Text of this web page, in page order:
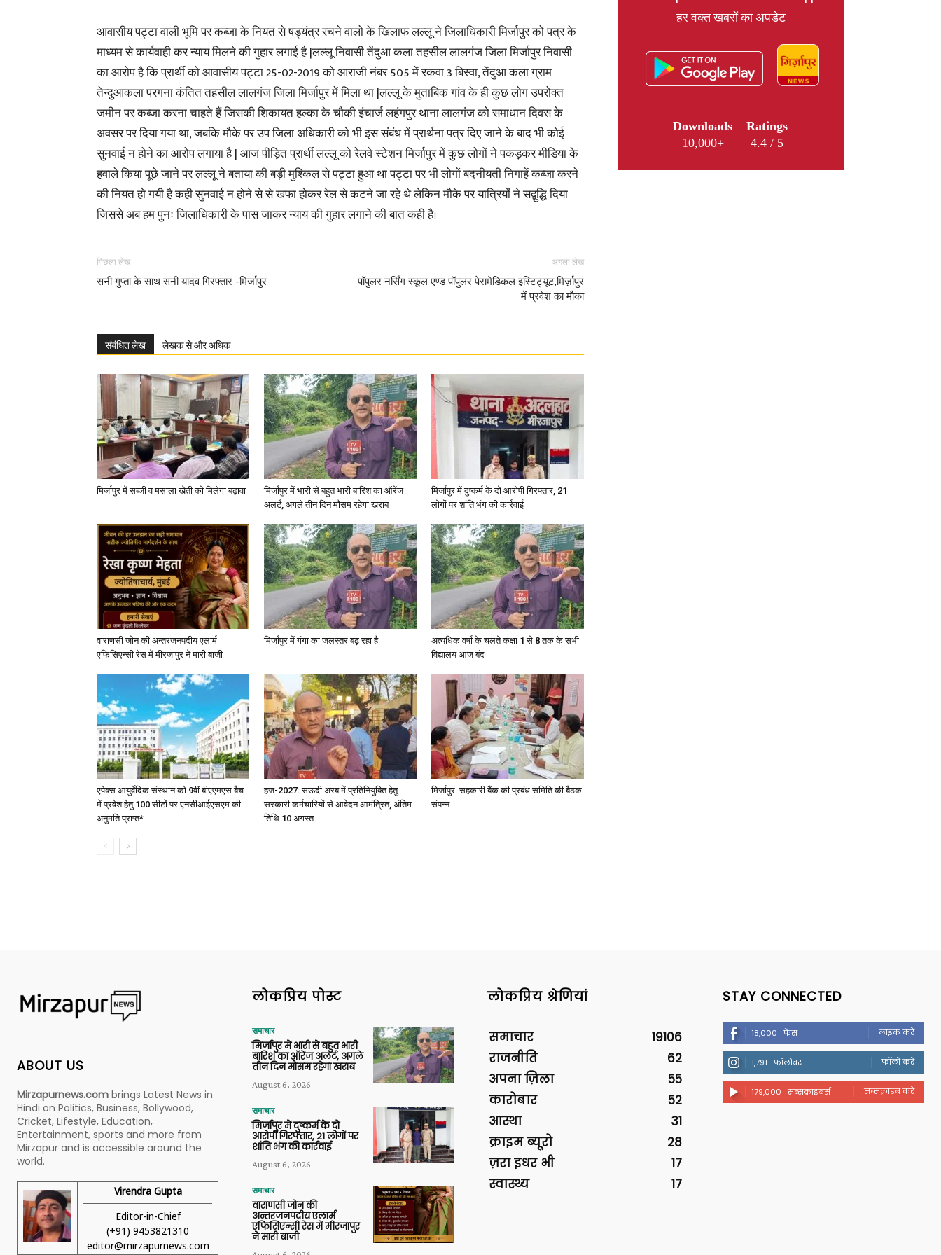
News,
Latest
in
Hindi,
Today
Hindi
News
आवासीय पट्टा वाली भूमि पर कब्जा के नियत से षड्यंत्र रचने वालो के खिलाफ लल्लू ने जिलाधिकारी मिर्जापुर को पत्र के
माध्यम से कार्यवाही कर न्याय मिलने की गुहार लगाई है |लल्लू निवासी तेंदुआ कला तहसील लालगंज जिला मिर्जापुर निवासी
का आरोप है कि प्रार्थी को आवासीय पट्टा 25-02-2019 को आराजी नंबर 505 में रकवा 3 बिस्वा, तेंदुआ कला ग्राम
तेन्दुआकला परगना कंतित तहसील लालगंज जिला मिर्जापुर में मिला था |लल्लू के मुताबिक गांव के ही कुछ लोग उपरोक्त
जमीन पर कब्जा करना चाहते हैं जिसकी शिकायत हल्का के चौकी इंचार्ज लहंगपुर थाना लालगंज को समाधान दिवस के
अवसर पर दिया गया था, जबकि मौके पर उप जिला अधिकारी को भी इस संबंध में प्रार्थना पत्र दिए जाने के बाद भी कोई
सुनवाई न होने का आरोप लगाया है | आज पीड़ित प्रार्थी लल्लू को रेलवे स्टेशन मिर्जापुर में कुछ लोगों ने पकड़कर मीडिया के
हवाले किया पूछे जाने पर लल्लू ने बताया की बड़ी मुश्किल से पट्टा हुआ था पट्टा पर भी लोगों बदनीयती निगाहें कब्जा करने
की नियत हो गयी है कही सुनवाई न होने से से खफा होकर रेल से कटने जा रहे थे लेकिन मौके पर यात्रियों ने सद्बुद्धि दिया
जिससे अब हम पुनः जिलाधिकारी के पास जाकर न्याय की गुहार लगाने की बात कही है।
पिछला लेख
सनी गुप्ता के साथ सनी यादव गिरफ्तार -मिर्जापुर
अगला लेख
पॉपुलर नर्सिंग स्कूल एण्ड पॉपुलर पेरामेडिकल इंस्टिट्यूट,मिर्ज़ापुर
में प्रवेश का मौका
संबंधित लेख लेखक से और अधिक
मिर्जापुर में सब्जी व मसाला खेती को मिलेगा बढ़ावा
मिर्जापुर में भारी से बहुत भारी बारिश का ऑरेंज
अलर्ट, अगले तीन दिन मौसम रहेगा खराब
मिर्जापुर में दुष्कर्म के दो आरोपी गिरफ्तार, 21
लोगों पर शांति भंग की कार्रवाई
वाराणसी जोन की अन्तरजनपदीय एलार्म
एफिसिएन्सी रेस में मीरजापुर ने मारी बाजी
मिर्जापुर में गंगा का जलस्तर बढ़ रहा है
अत्यधिक वर्षा के चलते कक्षा 1 से 8 तक के सभी
विद्यालय आज बंद
एपेक्स आयुर्वेदिक संस्थान को 9वीं बीएएमएस बैच
में प्रवेश हेतु 100 सीटों पर एनसीआईएसएम की
अनुमति प्राप्त*
हज-2027: सऊदी अरब में प्रतिनियुक्ति हेतु
सरकारी कर्मचारियों से आवेदन आमंत्रित, अंतिम
तिथि 10 अगस्त
मिर्जापुर: सहकारी बैंक की प्रबंध समिति की बैठक
संपन्न
हर वक्त खबरों का अपडेट
Downloads
10,000+
Ratings
4.4 / 5
ABOUT US
Mirzapurnews.com brings Latest News in
Hindi on Politics, Business, Bollywood,
Cricket, Lifestyle, Education,
Entertainment, sports and more from
Mirzapur and is accessible around the
world.
Virendra Gupta
Editor-in-Chief
(+91) 9453821310
editor@mirzapurnews.com
लोकप्रिय पोस्ट
समाचार
मिर्जापुर में भारी से बहुत भारी
बारिश का ऑरेंज अलर्ट, अगले
तीन दिन मौसम रहेगा खराब
August 6, 2026
समाचार
मिर्जापुर में दुष्कर्म के दो
आरोपी गिरफ्तार, 21 लोगों पर
शांति भंग की कार्रवाई
August 6, 2026
समाचार
वाराणसी जोन की
अन्तरजनपदीय एलार्म
एफिसिएन्सी रेस में मीरजापुर
ने मारी बाजी
लोकप्रिय श्रेणियां
समाचार
19106
राजनीति
62
अपना ज़िला
55
कारोबार
52
आस्था
31
क्राइम ब्यूरो
28
ज़रा इधर भी
17
स्वास्थ्य
17
STAY CONNECTED
18,000 फैंस लाइक करें
1,791 फॉलोवर फॉलो करें
179,000 सब्सक्राइबर्स सब्सक्राइब करें